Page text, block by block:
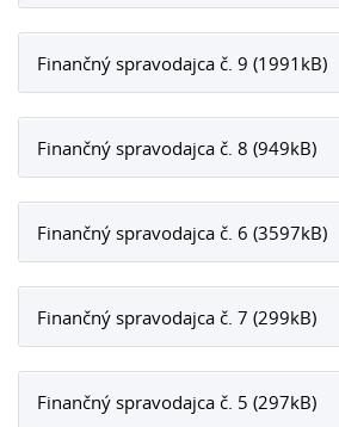
Finančný spravodajca č. 9 (1991kB)
Finančný spravodajca č. 8 (949kB)
Finančný spravodajca č. 6 (3597kB)
Finančný spravodajca č. 7 (299kB)
Finančný spravodajca č. 5 (297kB)